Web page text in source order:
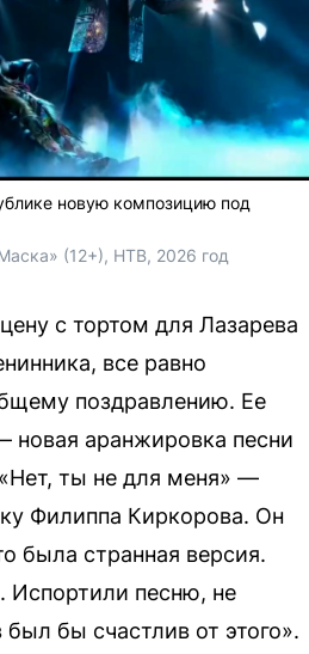
новую композицию под
(12+), НТВ, 2026 год
с тортом для Лазарева
все равно
поздравлению. Ее
новая аранжировка песни
ты не для меня» —
Филиппа Киркорова. Он
была странная версия.
Испортили песню, не
бы счастлив от этого».